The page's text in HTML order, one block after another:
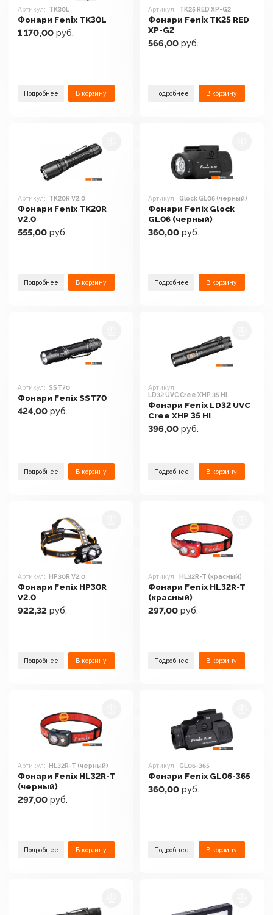
Артикул: TK30L
Фонари Fenix TK30L
1 170,00 руб.
Подробнее В корзину
Артикул: TK25 RED XP-G2
Фонари Fenix TK25 RED
XP-G2
566,00 руб.
Подробнее В корзину
Артикул: TK20R V2.0
Фонари Fenix TK20R
V2.0
555,00 руб.
Подробнее В корзину
Артикул: Glock GL06 (черный)
Фонари Fenix Glock
GL06 (черный)
360,00 руб.
Подробнее В корзину
Артикул: SST70
Фонари Fenix SST70
424,00 руб.
Подробнее В корзину
Артикул:
LD32 UVC Cree XHP 35 HI
Фонари Fenix LD32 UVC
Cree XHP 35 HI
396,00 руб.
Подробнее В корзину
Артикул: HP30R V2.0
Фонари Fenix HP30R
V2.0
922,32 руб.
Подробнее В корзину
Артикул: HL32R-T (красный)
Фонари Fenix HL32R-T
(красный)
297,00 руб.
Подробнее В корзину
Артикул: HL32R-T (черный)
Фонари Fenix HL32R-T
(черный)
297,00 руб.
Подробнее В корзину
Артикул: GL06-365
Фонари Fenix GL06-365
360,00 руб.
Подробнее В корзину